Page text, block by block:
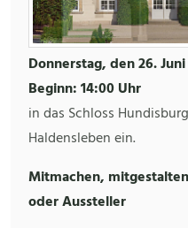
Donnerstag, den 26.
Beginn: 14:00 Uhr
in das Schloss
Haldensleben ein.
Mitmachen,
oder Aussteller